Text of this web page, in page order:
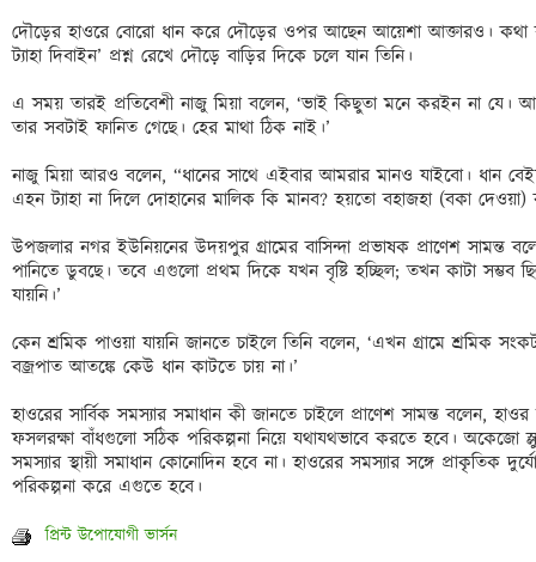
দৌড়ের হাওরে বোরো ধান করে দৌড়ের ওপর আছেন আয়েশা আক্তারও। কথা
ট্যাহা দিবাইন’ প্রশ্ন রেখে দৌড়ে বাড়ির দিকে চলে যান তিনি।
এ সময় তারই প্রতিবেশী নাজু মিয়া বলেন, ‘ভাই কিছুতা মনে করইন না
তার সবটাই ফানিত গেছে। হের মাথা ঠিক নাই।’
নাজু মিয়া আরও বলেন, “ধানের সাথে এইবার আমরার মানও যাইবো। ধান
এহন ট্যাহা না দিলে দোহানের মালিক কি মানব? হয়তো বহাজহা (বকা
উপজলার নগর ইউনিয়নের উদয়পুর গ্রামের বাসিন্দা প্রভাষক প্রাণেশ সামন্ত
পানিতে ডুবছে। তবে এগুলো প্রথম দিকে যখন বৃষ্টি হচ্ছিল; তখন কাটা সম্ভব
যায়নি।’
কেন শ্রমিক পাওয়া যায়নি জানতে চাইলে তিনি বলেন, ‘এখন গ্রামে শ্রমিক
বজ্রপাত আতঙ্কে কেউ ধান কাটতে চায় না।’
হাওরের সার্বিক সমস্যার সমাধান কী জানতে চাইলে প্রাণেশ সামন্ত বলেন,
ফসলরক্ষা বাঁধগুলো সঠিক পরিকল্পনা নিয়ে যথাযথভাবে করতে হবে।
সমস্যার স্থায়ী সমাধান কোনোদিন হবে না। হাওরের সমস্যার সঙ্গে প্রাকৃতিক
প্রিন্ট উপোযোগী ভার্সন